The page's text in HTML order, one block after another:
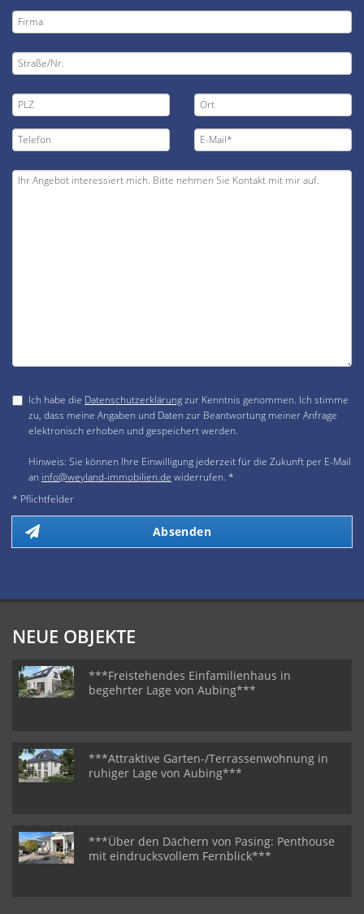
Ich habe die Datenschutzerklärungzur Kenntnis genommen. Ich stimme
zu, dass meine Angaben und Daten zur Beantwortung meiner Anfrage
elektronisch erhoben und gespeichert werden.
Hinweis: Sie können Ihre Einwilligung jederzeit für die Zukunft per E-Mail
an info@weyland-immobilien.de widerrufen. *
* Pflichtfelder
Absenden
NEUE OBJEKTE
***Freistehendes Einfamilienhaus in
begehrter Lage von Aubing***
***Attraktive Garten-/Terrassenwohnung in
ruhiger Lage von Aubing***
***Über den Dächern von Pasing: Penthouse
mit eindrucksvollem Fernblick***